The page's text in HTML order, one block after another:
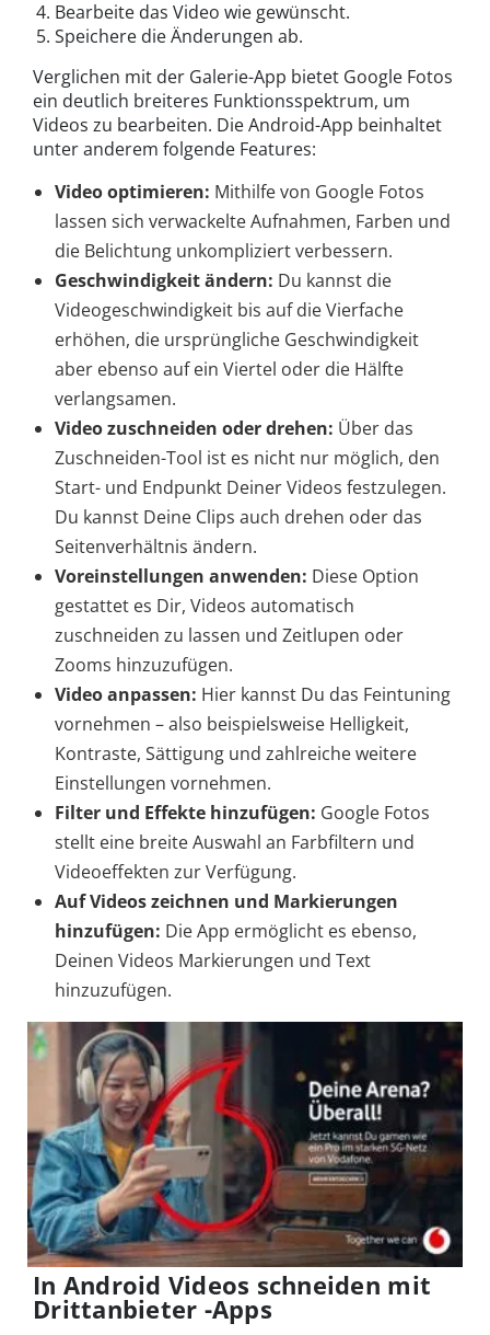
Bearbeite das Video wie gewünscht.
Speichere die Änderungen ab.
Verglichen mit der Galerie-App bietet Google Fotos
ein deutlich breiteres Funktionsspektrum, um
Videos zu bearbeiten. Die Android-App beinhaltet
unter anderem folgende Features:
Video optimieren: Mithilfe von Google Fotos
lassen sich verwackelte Aufnahmen, Farben und
die Belichtung unkompliziert verbessern.
Geschwindigkeit ändern: Du kannst die
Videogeschwindigkeit bis auf die Vierfache
erhöhen, die ursprüngliche Geschwindigkeit
aber ebenso auf ein Viertel oder die Hälfte
verlangsamen.
Video zuschneiden oder drehen: Über das
Zuschneiden-Tool ist es nicht nur möglich, den
Start- und Endpunkt Deiner Videos festzulegen.
Du kannst Deine Clips auch drehen oder das
Seitenverhältnis ändern.
Voreinstellungen anwenden: Diese Option
gestattet es Dir, Videos automatisch
zuschneiden zu lassen und Zeitlupen oder
Zooms hinzuzufügen.
Video anpassen: Hier kannst Du das Feintuning
vornehmen – also beispielsweise Helligkeit,
Kontraste, Sättigung und zahlreiche weitere
Einstellungen vornehmen.
Filter und Effekte hinzufügen: Google Fotos
stellt eine breite Auswahl an Farbfiltern und
Videoeffekten zur Verfügung.
Auf Videos zeichnen und Markierungen
hinzufügen: Die App ermöglicht es ebenso,
Deinen Videos Markierungen und Text
hinzuzufügen.
In Android Videos schneiden mit
Drittanbieter -Apps